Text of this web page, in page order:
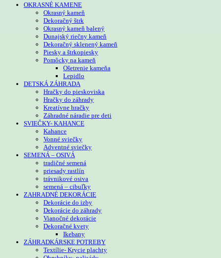
OKRASNÉ KAMENE
Okrasný kameň
Dekoračný štrk
Okrasný kameň balený
Dunajský riečny kameň
Dekoračný sklenený kameň
Piesky a štrkopiesky
Pomôcky na kameň
Ošetrenie kameňa
Lepidlo
DETSKÁ ZÁHRADA
Hračky do pieskoviska
Hračky do záhrady
Kreatívne hračky
Záhradné náradie pre deti
SVIEČKY- KAHANCE
Kahance
Vonné sviečky
Adventné sviečky
SEMENÁ – OSIVÁ
tradičné semená
priesady rastlín
trávnikové osiva
semená – cibuľky
ZAHRADNÉ DEKORÁCIE
Dekorácie do izby
Dekorácie do záhrady
Vianočné dekorácie
Dekoračné kvety
Ikebany
ZÁHRADKÁRSKE POTREBY
Textílie- Krycie plachty